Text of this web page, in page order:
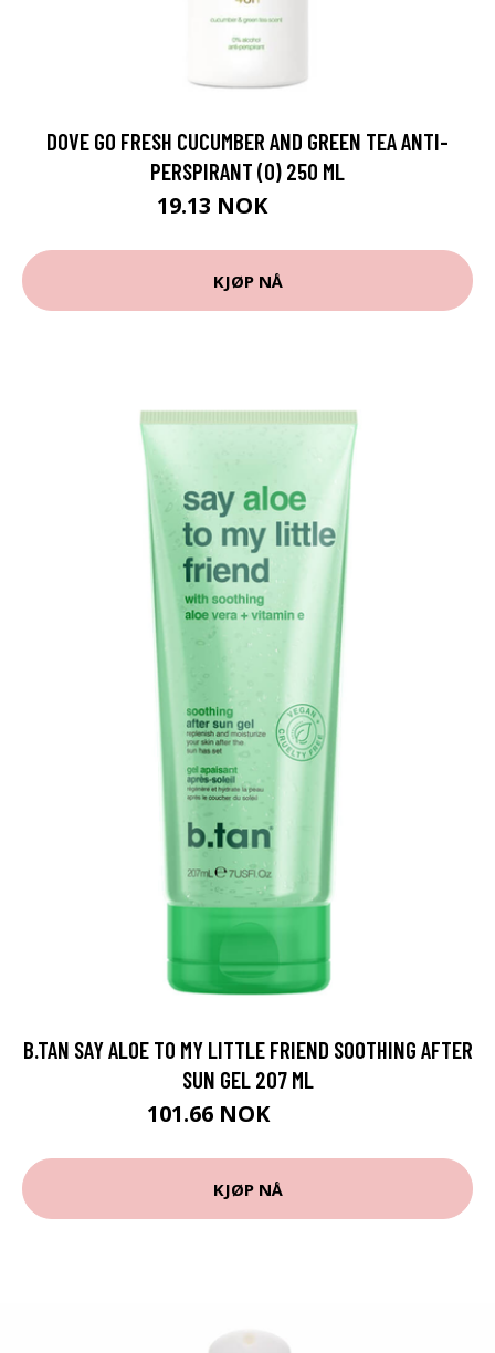
DOVE GO FRESH CUCUMBER AND GREEN TEA ANTI-
PERSPIRANT (O) 250 ML
19.13 NOK
KJØP NÅ
B.TAN SAY ALOE TO MY LITTLE FRIEND SOOTHING AFTER
SUN GEL 207 ML
101.66 NOK
KJØP NÅ